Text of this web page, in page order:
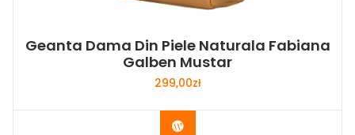
Geanta Dama Din Piele Naturala Fabiana
Galben Mustar
299,00zł
Buy Now